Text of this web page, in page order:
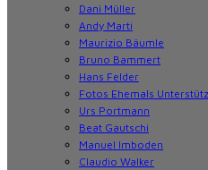
Dani Müller
Andy Marti
Maurizio Bäumle
Bruno Bammert
Hans Felder
Fotos Ehemals
Urs Portmann
Beat Gautschi
Manuel Imboden
Claudio Walker